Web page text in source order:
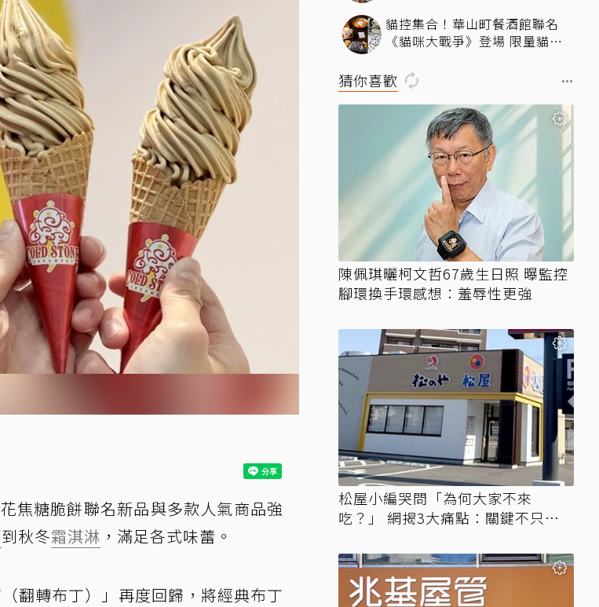
焦糖脆餅聯名新品與多款人氣商品強
到秋冬霜淇淋 ，滿足各式味蕾。
翻轉布丁）」再度回歸，將經典布丁
貓控集合！華山町餐酒館聯名
《貓咪大戰爭》登場 限量貓罐
猜你喜歡
陳佩琪曬柯文哲67歲生日照 曝監控
腳環換手環感想：羞辱性更強
松屋小編哭問「為何大家不來
吃？」 網揭3大痛點：關鍵不只價